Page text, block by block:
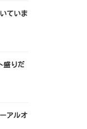
ていま
盛りだ
アルオ